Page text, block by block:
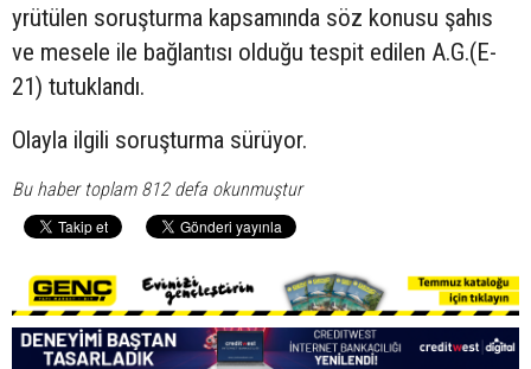
yrütülen soruşturma kapsamında söz konusu şahıs
ve mesele ile bağlantısı olduğu tespit edilen A.G.(E-
21) tutuklandı.
Olayla ilgili soruşturma sürüyor.
Bu haber toplam 812 defa okunmuştur